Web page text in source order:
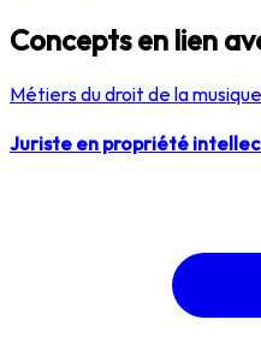
Concepts en lien
Métiers du droit de la musique
Juriste en propriété